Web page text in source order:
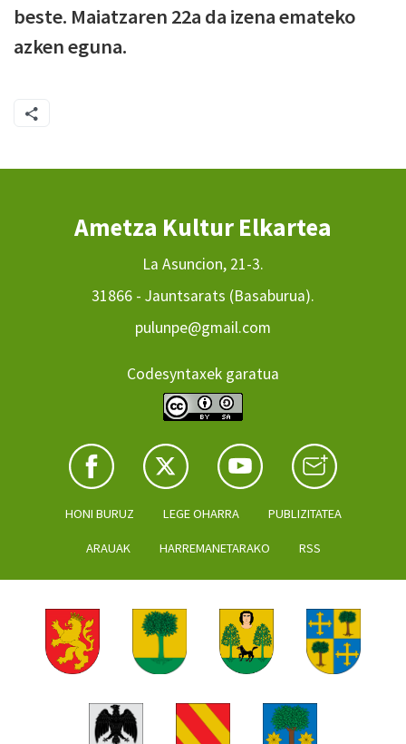
beste. Maiatzaren 22a da izena emateko
azken eguna.
Ametza Kultur Elkartea
La Asuncion, 21-3.
31866 - Jauntsarats (Basaburua).
pulunpe@gmail.com
Codesyntaxek garatua
HONI BURUZ LEGE OHARRA PUBLIZITATEA
ARAUAK HARREMANETARAKO RSS